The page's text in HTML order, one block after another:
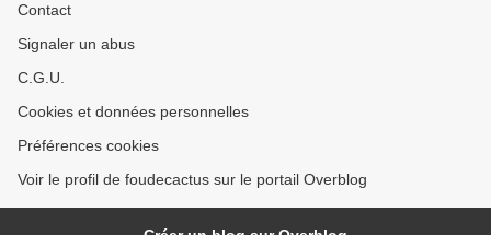
Contact
Signaler un abus
C.G.U.
Cookies et données personnelles
Préférences cookies
Voir le profil de foudecactus sur le portail Overblog